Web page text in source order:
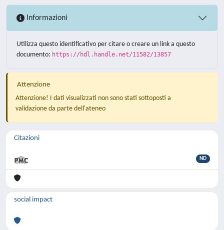
Informazioni
Utilizza questo identificativo per citare o creare un link a questo
documento: https://hdl.handle.net/11582/13857
Attenzione
Attenzione! I dati visualizzati non sono stati sottoposti a
validazione da parte dell'ateneo
Citazioni
ND
social impact